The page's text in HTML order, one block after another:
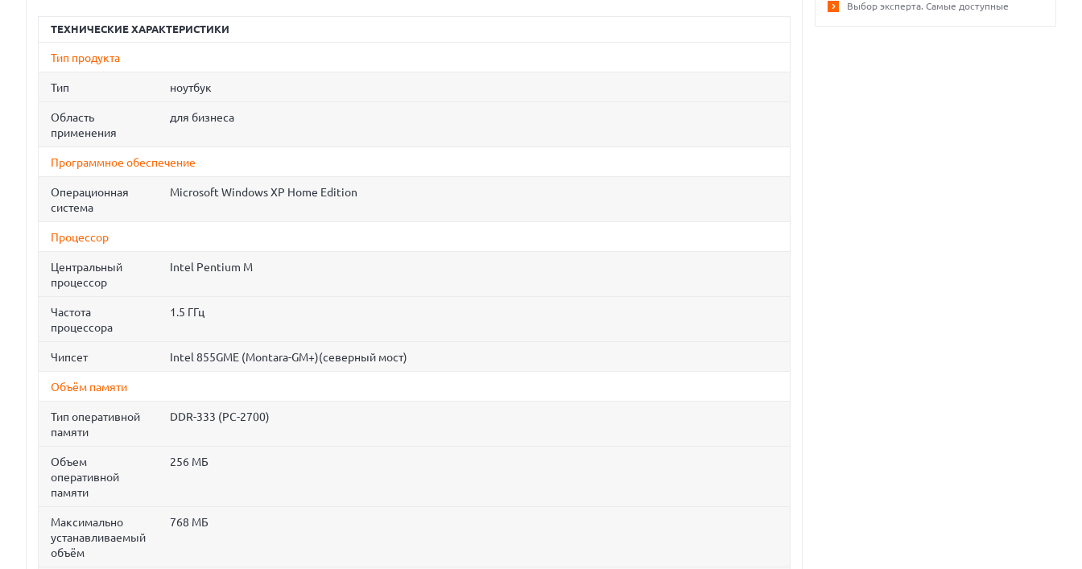
ТЕХНИЧЕСКИЕ ХАРАКТЕРИСТИКИ
Тип продукта
Тип ноутбук
Область
применения
для бизнеса
Программное обеспечение
Операционная
система
Microsoft Windows XP Home Edition
Процессор
Центральный
процессор
Intel Pentium M
Частота
процессора
1.5 ГГц
Чипсет Intel 855GME (Montara-GM+)(северный мост)
Объём памяти
Тип оперативной
памяти
DDR-333 (PC-2700)
Объем
оперативной
памяти
256 МБ
Максимально
устанавливаемый
объём
768 МБ
Выбор эксперта. Самые доступные